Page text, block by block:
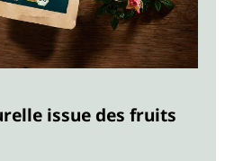
issue des fruits